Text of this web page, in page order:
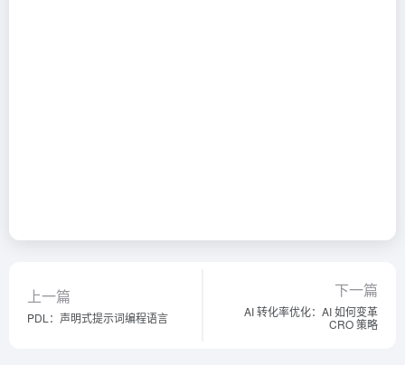
上一篇
PDL：声明式提示词编程语言
下一篇
AI 转化率优化：AI 如何变革
CRO 策略